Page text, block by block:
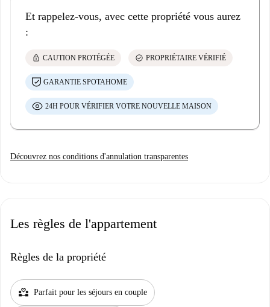
Et rappelez-vous, avec cette propriété vous aurez
:
lock CAUTION PROTÉGÉE check_circle PROPRIÉTAIRE VÉRIFIÉ
GARANTIE SPOTAHOME
24H POUR VÉRIFIER VOTRE NOUVELLE MAISON
Découvrez nos conditions d'annulation transparentes
Les règles de l'appartement
Règles de la propriété
partner_heart Parfait pour les séjours en couple